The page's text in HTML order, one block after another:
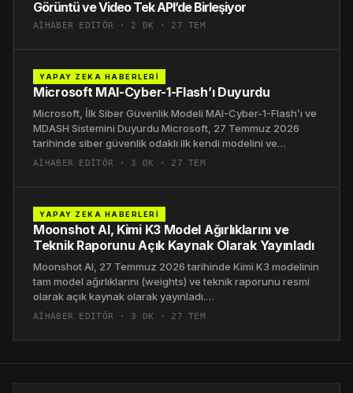
Görüntü ve Video Tek API’de Birleşiyor
AIHABER EDITÖR · 2 DK · 27 TEM
YAPAY ZEKA HABERLERI
Microsoft MAI-Cyber-1-Flash’ı Duyurdu
Microsoft, İlk Siber Güvenlik Modeli MAI-Cyber-1-Flash’ı ve
MDASH Sistemini Duyurdu Microsoft, 27 Temmuz 2026
tarihinde siber güvenlik odaklı ilk kendi modelini ve…
AIHABER EDITÖR · 3 DK · 27 TEM
YAPAY ZEKA HABERLERI
Moonshot AI, Kimi K3 Model Ağırlıklarını ve
Teknik Raporunu Açık Kaynak Olarak Yayınladı
Moonshot AI, 27 Temmuz 2026 tarihinde Kimi K3 modelinin
tam model ağırlıklarını (weights) ve teknik raporunu resmi
olarak açık kaynak olarak yayınladı.…
AIHABER EDITÖR · 3 DK · 27 TEM